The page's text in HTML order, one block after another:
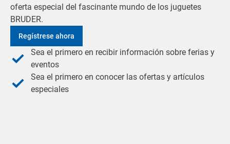
oferta especial del fascinante mundo de los juguetes
BRUDER.
Regístrese ahora
Sea el primero en recibir información sobre ferias y
eventos
Sea el primero en conocer las ofertas y artículos
especiales